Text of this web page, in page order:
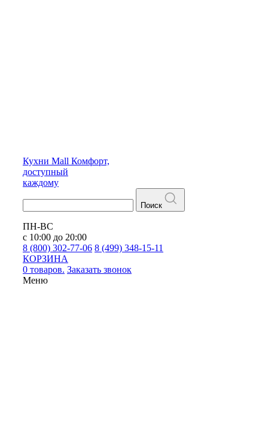
Кухни Mall Комфорт,
доступный
каждому
Поиск
ПН-ВС
с 10:00 до 20:00
8 (800) 302-77-06 8 (499) 348-15-11
КОРЗИНА
0 товаров. Заказать звонок
Меню